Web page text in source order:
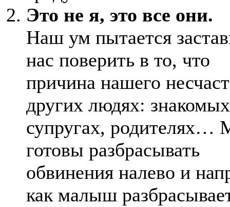
Это не я, это все они.
Наш ум пытается
нас поверить в то, что
причина нашего
других людях:
супругах, родителях…
готовы разбрасывать
обвинения налево и
как малыш